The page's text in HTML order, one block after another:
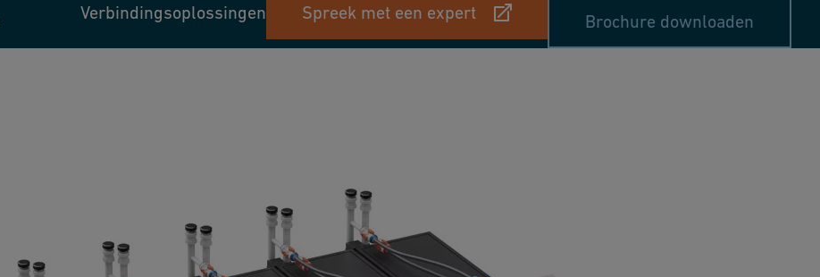
Verbindingsoplossingen Spreek met een expert Brochure downloaden